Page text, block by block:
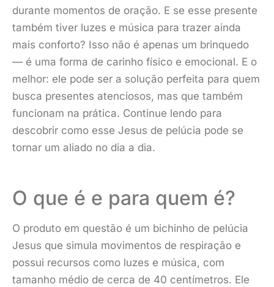
durante momentos de oração. E se esse presente
também tiver luzes e música para trazer ainda
mais conforto? Isso não é apenas um brinquedo
— é uma forma de carinho físico e emocional. E o
melhor: ele pode ser a solução perfeita para quem
busca presentes atenciosos, mas que também
funcionam na prática. Continue lendo para
descobrir como esse Jesus de pelúcia pode se
tornar um aliado no dia a dia.
O que é e para quem é?
O produto em questão é um bichinho de pelúcia
Jesus que simula movimentos de respiração e
possui recursos como luzes e música, com
tamanho médio de cerca de 40 centímetros. Ele